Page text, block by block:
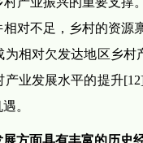
对不足，乡村的资
相对欠发达地区乡
业发展水平的提升
。
方面具有丰富的历史